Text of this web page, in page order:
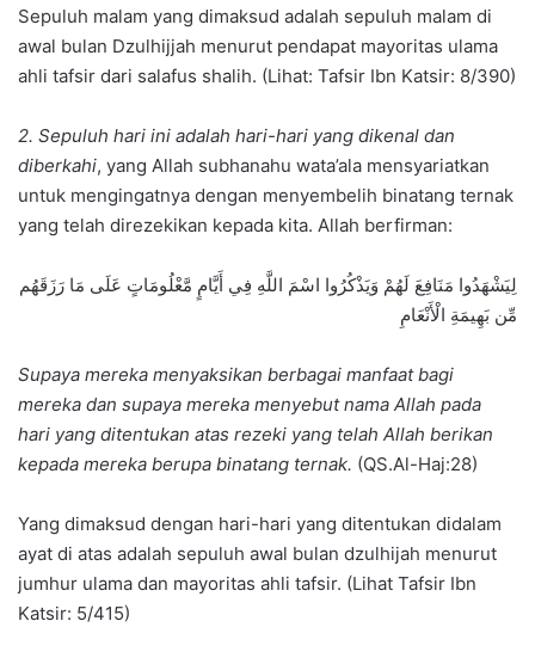
Sepuluh malam yang dimaksud adalah sepuluh malam di
awal bulan Dzulhijjah menurut pendapat mayoritas ulama
ahli tafsir dari salafus shalih. (Lihat: Tafsir Ibn Katsir: 8/390)
2. Sepuluh hari ini adalah hari-hari yang dikenal dan
diberkahi, yang Allah subhanahu wata’ala mensyariatkan
untuk mengingatnya dengan menyembelih binatang ternak
yang telah direzekikan kepada kita. Allah berfirman:
لِيَشْهَدُوا مَنَافِعَ لَهُمْ وَيَذْكُرُوا اسْمَ اللَّهِ فِي أَيَّامٍ مَّعْلُومَاتٍ عَلَى مَا رَزَقَهُم
مِّن بَهِيمَةِ الْأَنْعَامِ
Supaya mereka menyaksikan berbagai manfaat bagi
mereka dan supaya mereka menyebut nama Allah pada
hari yang ditentukan atas rezeki yang telah Allah berikan
kepada mereka berupa binatang ternak. (QS.Al-Haj:28)
Yang dimaksud dengan hari-hari yang ditentukan didalam
ayat di atas adalah sepuluh awal bulan dzulhijah menurut
jumhur ulama dan mayoritas ahli tafsir. (Lihat Tafsir Ibn
Katsir: 5/415)